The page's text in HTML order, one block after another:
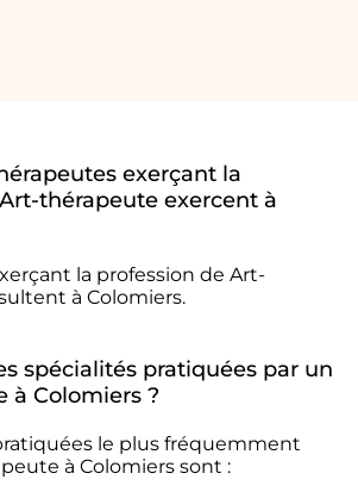
exerçant la
thérapeute exercent à
la profession de Art-
à Colomiers.
spécialités pratiquées par un
à Colomiers ?
le plus fréquemment
à Colomiers sont :